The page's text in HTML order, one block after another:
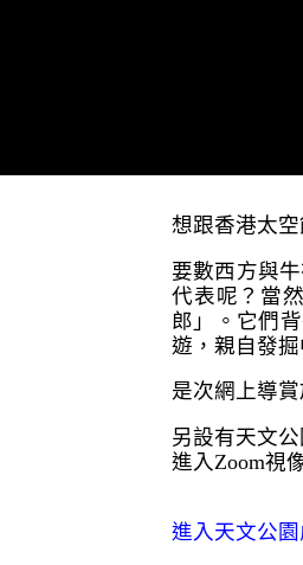
想跟香港太
要數西方與
代表呢？當
郎」。它們
遊，親自發
是次網上導
另設有天文
進入 Zoom視
進入天文公